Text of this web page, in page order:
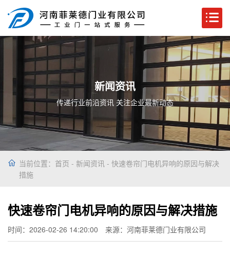
新闻资讯
传递行业前沿资讯 关注企业最新动态
当前位置： 首页 - 新闻资讯 - 快速卷帘门电机异响的原因与解决
措施
快速卷帘门电机异响的原因与解决措施
时间：2026-02-26 14:20:00 来源：河南菲莱德门业有限公司